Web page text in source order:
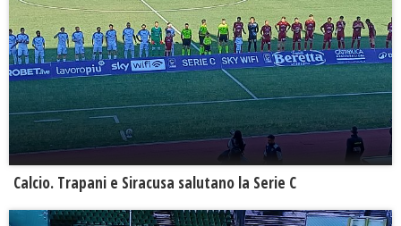
Calcio. Trapani e Siracusa salutano la Serie C